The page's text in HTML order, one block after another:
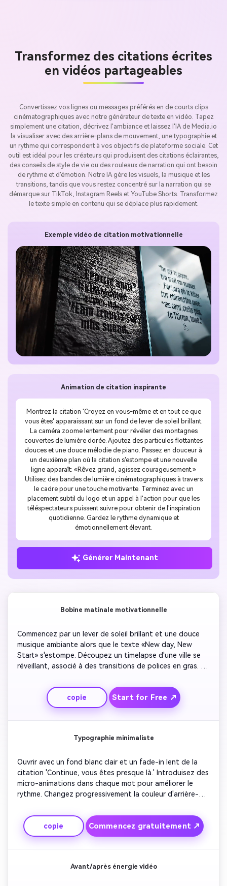
Transformez des citations écrites
en vidéos partageables
Convertissez vos lignes ou messages préférés en de courts clips
cinématographiques avec notre générateur de texte en vidéo. Tapez
simplement une citation, décrivez l'ambiance et laissez l'IA de Media.io
la visualiser avec des arrière-plans de mouvement, une typographie et
un rythme qui correspondent à vos objectifs de plateforme sociale. Cet
outil est idéal pour les créateurs qui produisent des citations éclairantes,
des conseils de style de vie ou des rouleaux de narration qui ont besoin
de rythme et d'émotion. Notre IA gère les visuels, la musique et les
transitions, tandis que vous restez concentré sur la narration qui se
démarque sur TikTok, Instagram Reels et YouTube Shorts. Transformez
le texte simple en contenu qui se déplace plus rapidement.
Animation de citation inspirante
Montrez la citation 'Croyez en vous-même et en tout ce que
vous êtes' apparaissant sur un fond de lever de soleil brillant.
La caméra zoome lentement pour révéler des montagnes
couvertes de lumière dorée. Ajoutez des particules flottantes
douces et une douce mélodie de piano. Passez en douceur à
un deuxième plan où la citation s'estompe et une nouvelle
ligne apparaît: «Rêvez grand, agissez courageusement.»
Utilisez des bandes de lumière cinématographiques à travers
le cadre pour une touche motivante. Terminez avec un
placement subtil du logo et un appel à l'action pour que les
téléspectateurs puissent suivre pour obtenir de l'inspiration
quotidienne. Gardez le rythme dynamique et
émotionnellement élevant.
Générer Maintenant
Exemple vidéo de citation motivationnelle
Bobine matinale motivationnelle
Commencez par un lever de soleil brillant et une douce
musique ambiante alors que le texte «New day, New
Start» s'estompe. Découpez un timelapse d'une ville se
réveillant, associé à des transitions de polices en gras.
de parler.» Ajoutez des éclairs légers se déplaçant à
travers le cadre pour la positivité. Conclure avec un gros
plan persistant de la citation et une musique de fond
calme.
copie Start for Free ↗
Typographie minimaliste
Ouvrir avec un fond blanc clair et un fade-in lent de la
citation 'Continue, vous êtes presque là.' Introduisez des
micro-animations dans chaque mot pour améliorer le
rythme. Changez progressivement la couleur d'arrière-
serif et une piste ambiante minimaliste. Gardez les
transitions ultra-lisses pour une esthétique premium et
un ton calme et motivationnel adapté aux flux de
marque professionnels.
copie Commencez gratuitement ↗
Avant/après énergie vidéo